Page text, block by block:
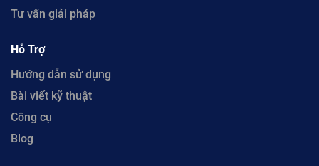
Tư vấn giải pháp
Hỗ Trợ
Hướng dẫn sử dụng
Bài viết kỹ thuật
Công cụ
Blog